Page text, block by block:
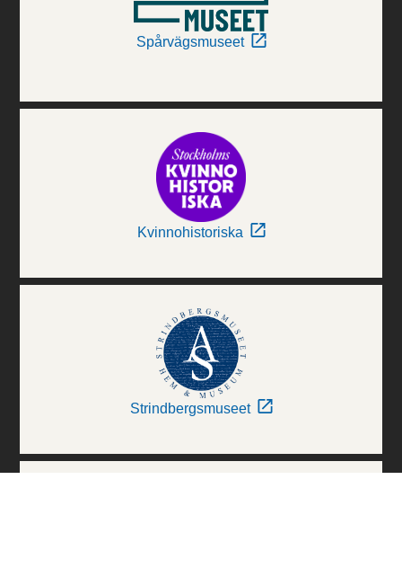
Spårvägsmuseet
Kvinnohistoriska
Strindbergsmuseet